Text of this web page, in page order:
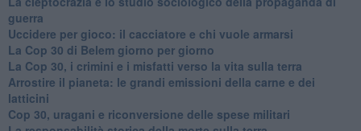
guerra
​Uccidere per gioco: il cacciatore e chi vuole armarsi
​La Cop 30 di Belem giorno per giorno
La Cop 30, i crimini e i misfatti verso la vita sulla terra
Arrostire il pianeta: le grandi emissioni della carne e dei
latticini
​Cop 30, uragani e riconversione delle spese militari